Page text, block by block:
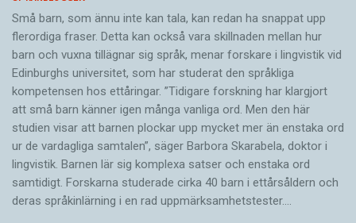
Små barn, som ännu inte kan tala, kan redan ha snappat upp
flerordiga fraser. Detta kan också vara skillnaden mellan hur
barn och vuxna tillägnar sig språk, menar forskare i lingvistik vid
Edinburghs universitet, som har studerat den språkliga
kompetensen hos ettåringar. ”Tidigare forskning har klargjort
att små barn känner igen många vanliga ord. Men den här
studien visar att barnen plockar upp mycket mer än enstaka ord
ur de vardagliga samtalen”, säger Barbora Skarabela, doktor i
lingvistik. Barnen lär sig komplexa satser och enstaka ord
samtidigt. Forskarna studerade cirka 40 barn i ettårsåldern och
deras språkinlärning i en rad uppmärksamhetstester.…